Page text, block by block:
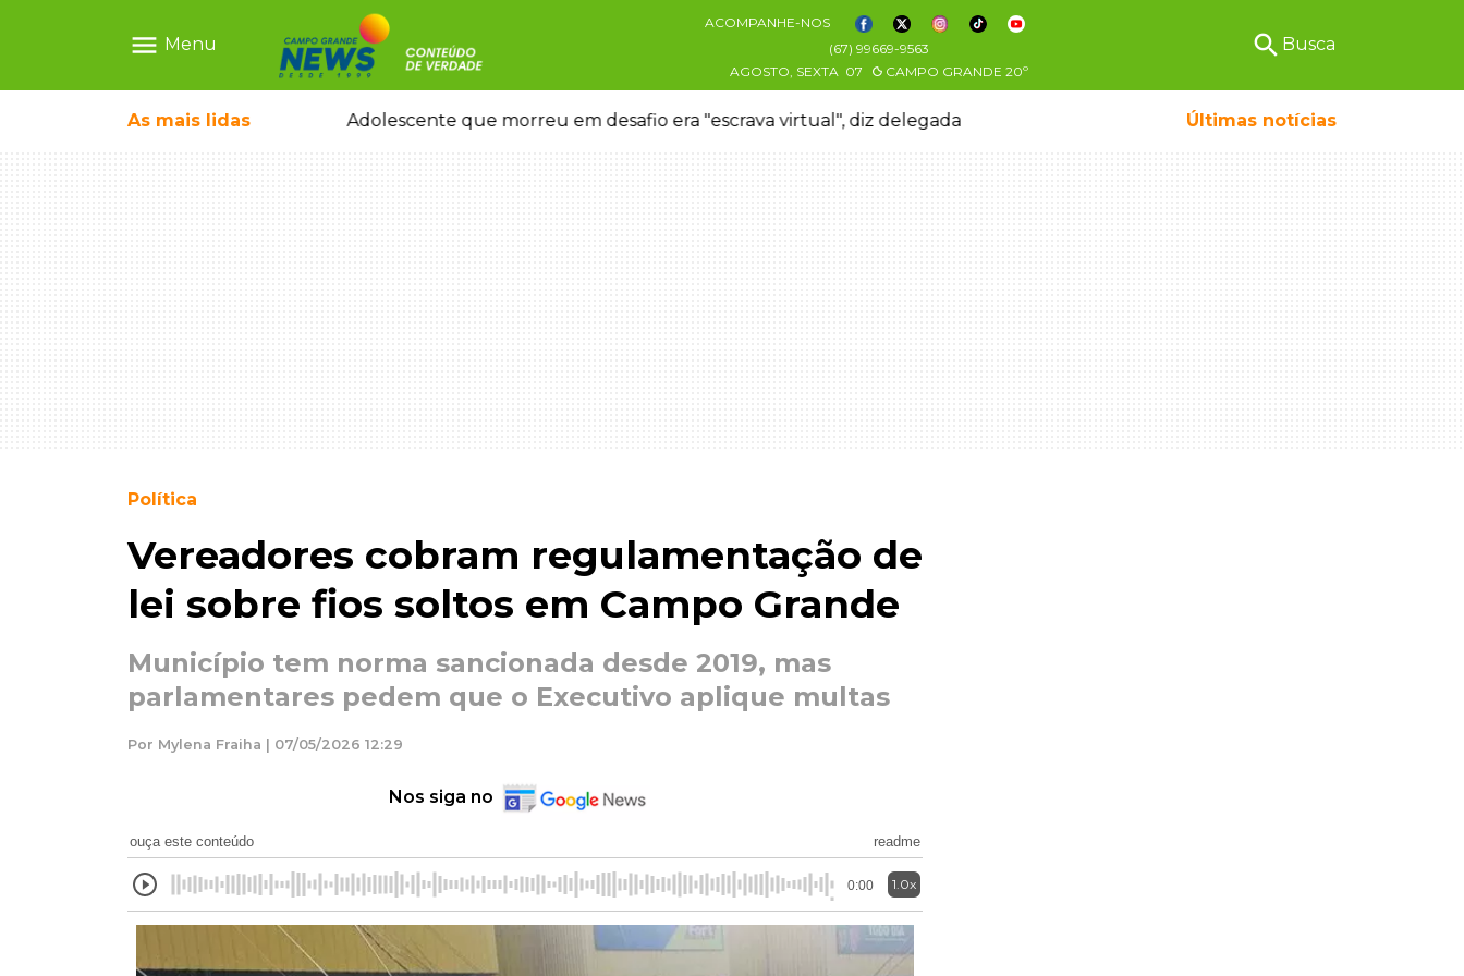
menu Menu
ACOMPANHE-NOS
(67) 99669-9563
AGOSTO, SEXTA 07 CAMPO GRANDE 20º
search Busca
As mais lidas
ganhar dia oficial em MS Adolescente que morreu em desafio era "escrava virtual", diz delegada Últimas notícias
Política
Vereadores cobram regulamentação de
lei sobre fios soltos em Campo Grande
Município tem norma sancionada desde 2019, mas
parlamentares pedem que o Executivo aplique multas
Por Mylena Fraiha | 07/05/2026 12:29
Nos siga no
ouça este conteúdo readme
0:00 1.0x